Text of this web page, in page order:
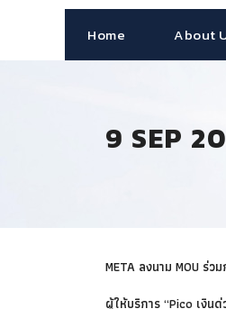
Home About
9 SEP
META ลงนาม MOU ร่
ผู้ให้บริการ “Pico เงิน